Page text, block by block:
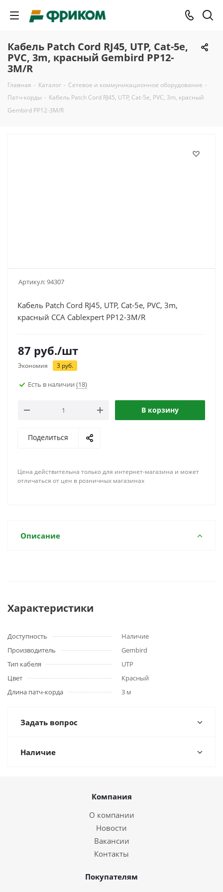
Кабель Patch Cord RJ45, UTP, Cat-5e,
PVC, 3m, красный Gembird PP12-
3M/R
Главная - Каталог - Сетевое и коммуникационное оборудование -
Патч-корды - Кабель Patch Cord RJ45, UTP, Cat-5e, PVC, 3m, красный
Gembird PP12-3M/R
Артикул:94307
Кабель Patch Cord RJ45, UTP, Cat-5e, PVC, 3m,
красный CCA Cablexpert PP12-3M/R
87 руб./шт
Экономия 3 руб.
Есть в наличии (18)
В корзину
Поделиться
Цена действительна только для интернет-магазина и может
отличаться от цен в розничных магазинах
Описание
Характеристики
Доступность
Наличие
Производитель
Gembird
Тип кабеля
UTP
Цвет
Красный
Длина патч-корда
3 м
Задать вопрос
Наличие
Компания
О компании
Новости
Вакансии
Контакты
Покупателям